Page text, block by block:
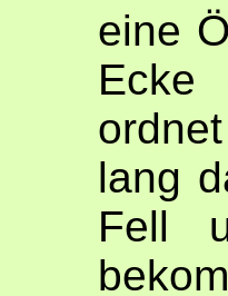
eine
Ecke
lang
Fell